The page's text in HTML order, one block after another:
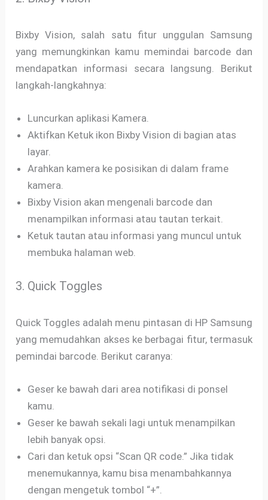
Bixby Vision, salah satu fitur unggulan Samsung
yang memungkinkan kamu memindai barcode dan
mendapatkan informasi secara langsung. Berikut
langkah-langkahnya:
Luncurkan aplikasi Kamera.
Aktifkan Ketuk ikon Bixby Vision di bagian atas
layar.
Arahkan kamera ke posisikan di dalam frame
kamera.
Bixby Vision akan mengenali barcode dan
menampilkan informasi atau tautan terkait.
Ketuk tautan atau informasi yang muncul untuk
membuka halaman web.
3. Quick Toggles
Quick Toggles adalah menu pintasan di HP Samsung
yang memudahkan akses ke berbagai fitur, termasuk
pemindai barcode. Berikut caranya:
Geser ke bawah dari area notifikasi di ponsel
kamu.
Geser ke bawah sekali lagi untuk menampilkan
lebih banyak opsi.
Cari dan ketuk opsi “Scan QR code.” Jika tidak
menemukannya, kamu bisa menambahkannya
dengan mengetuk tombol “+”.